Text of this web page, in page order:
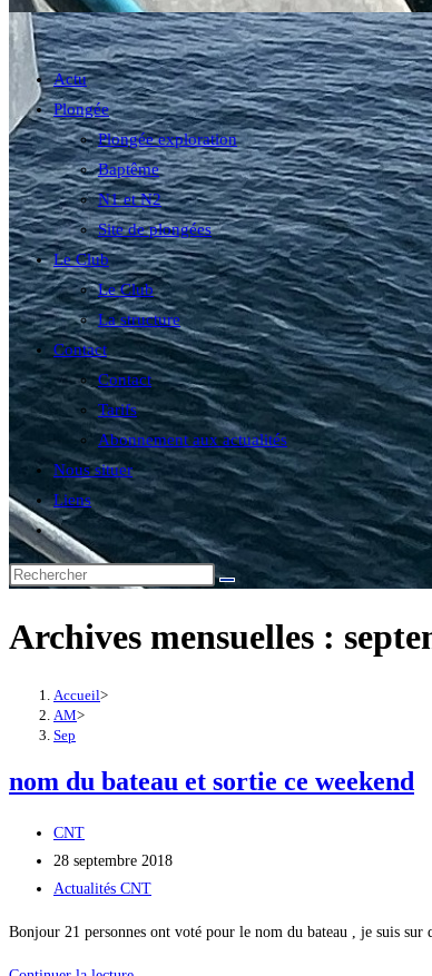
search
Actu
Plongée
Plongée exploration
Baptême
N1 et N2
Site de plongées
Le Club
Le Club
La structure
Contact
Contact
Tarifs
Abonnement aux actualités
Nous situer
Liens
Toggle
website
search
Archives mensuelles :
Accueil>
AM>
Sep
nom du bateau et sortie ce weekend
Auteur/autrice
de
la
CNT
Publication
publiée :
28 septembre 2018
Post
Actualités CNT
Bonjour 21 personnes ont voté pour le nom du bateau , je suis